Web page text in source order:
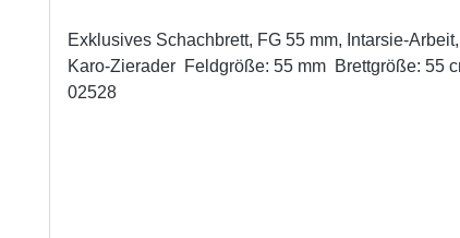
Exklusives Schachbrett, FG 55 mm, Intarsie-Arbeit, mit aufwändiger
Karo-Zierader Feldgröße: 55 mm Brettgröße: 55 cm Dieses Exklusives Schachbrett passt zu Schachfiguren mit Königshöhe von 83 bis 95 mm.Hersteller-
02528